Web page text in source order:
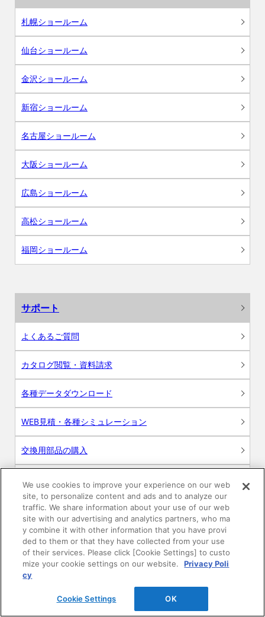
札幌ショールーム
仙台ショールーム
金沢ショールーム
新宿ショールーム
名古屋ショールーム
大阪ショールーム
広島ショールーム
高松ショールーム
福岡ショールーム
サポート
よくあるご質問
カタログ閲覧・資料請求
各種データダウンロード
WEB見積・各種シミュレーション
交換用部品の購入
お問い合わせ
ログイン
建築・設計関係者様向けサイト
We use cookies to improve your experience on our web
site, to personalize content and ads and to analyze our
traffic. We share information about your use of our web
site with our advertising and analytics partners, who ma
y combine it with other information that you have provi
ded to them or that they have collected from your use
of their services. Please click [Cookie Settings] to custo
mize your cookie settings on our website.
Privacy Poli
cy
Cookie Settings OK